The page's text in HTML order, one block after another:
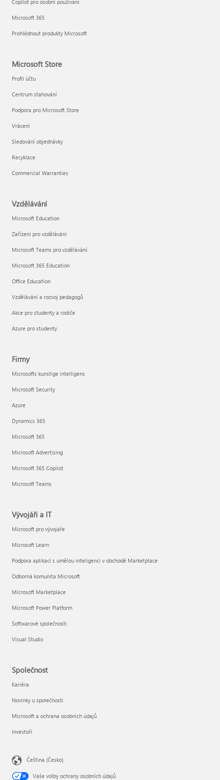
Copilot pro osobní používání
Microsoft 365
Prohlédnout produkty Microsoft
Microsoft Store
Profil účtu
Centrum stahování
Podpora pro Microsoft Store
Vrácení
Sledování objednávky
Recyklace
Commercial Warranties
Vzdělávání
Microsoft Education
Zařízení pro vzdělávání
Microsoft Teams pro vzdělávání
Microsoft 365 Education
Office Education
Vzdělávání a rozvoj pedagogů
Akce pro studenty a rodiče
Azure pro studenty
Firmy
Microsofts kunstige intelligens
Microsoft Security
Azure
Dynamics 365
Microsoft 365
Microsoft Advertising
Microsoft 365 Copilot
Microsoft Teams
Vývojáři a IT
Microsoft pro vývojáře
Microsoft Learn
Podpora aplikací s umělou inteligenci v obchodě Marketplace
Odborná komunita Microsoft
Microsoft Marketplace
Microsoft Power Platform
Softwarové společnosti
Visual Studio
Společnost
Kariéra
Novinky u společnosti
Microsoft a ochrana osobních údajů
Investoři
Čeština (Česko)
Vaše volby ochrany osobních údajů